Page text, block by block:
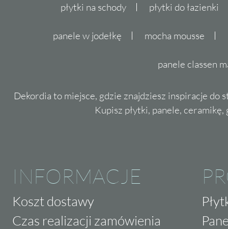
płytki na schody płytki do łazienki
panele w jodełkę mocha mousse
panele classen
Dekordia to miejsce, gdzie znajdziesz inspiracje do
Kupisz płytki, panele,
INFORMACJE
Koszt dostawy
Czas realizacji zamówienia